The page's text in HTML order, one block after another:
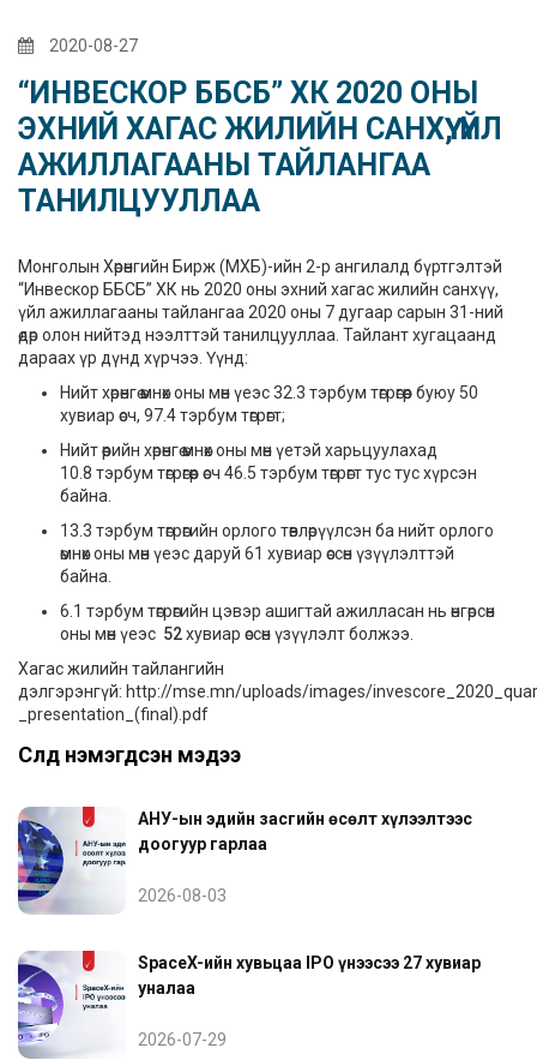
2020-08-27
“ИНВЕСКОР ББСБ” ХК 2020 ОНЫ
ЭХНИЙ ХАГАС ЖИЛИЙН САНХҮҮ, ҮЙЛ
АЖИЛЛАГААНЫ ТАЙЛАНГАА
ТАНИЛЦУУЛЛАА
Монголын Хөрөнгийн Бирж (МХБ)-ийн 2-р ангилалд бүртгэлтэй
“Инвескор ББСБ” ХК нь 2020 оны эхний хагас жилийн санхүү,
үйл ажиллагааны тайлангаа 2020 оны 7 дугаар сарын 31-ний
өдөр олон нийтэд нээлттэй танилцууллаа. Тайлант хугацаанд
дараах үр дүнд хүрчээ. Үүнд:
Нийт хөрөнгө өмнөх оны мөн үеэс 32.3 тэрбум төгрөгөөр буюу 50
хувиар өсч, 97.4 тэрбум төгрөгт;
Нийт өөрийн хөрөнгө өмнөх оны мөн үетэй харьцуулахад
10.8 тэрбум төгрөгөөр өсч 46.5 тэрбум төгрөгт тус тус хүрсэн
байна.
13.3 тэрбум төгрөгийн орлого төвлөрүүлсэн ба нийт орлого
өмнөх оны мөн үеэс даруй 61 хувиар өссөн үзүүлэлттэй
байна.
6.1 тэрбум төгрөгийн цэвэр ашигтай ажилласан нь өнгөрсөн
оны мөн үеэс 52хувиар өссөн үзүүлэлт болжээ.
Хагас жилийн тайлангийн
дэлгэрэнгүй: http://mse.mn/uploads/images/
_presentation_(final).pdf
Сүүлд нэмэгдсэн мэдээ
АНУ-ын эдийн засгийн өсөлт хүлээлтээс
доогуур гарлаа
2026-08-03
SpaceX-ийн хувьцаа IPO үнээсээ 27 хувиар
уналаа
2026-07-29